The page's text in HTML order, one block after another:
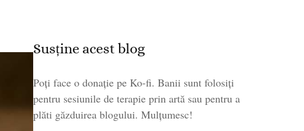
Susține acest blog
Poți face o donație pe Ko-fi. Banii sunt folosiți
pentru sesiunile de terapie prin artă sau pentru a
plăti găzduirea blogului. Mulțumesc!